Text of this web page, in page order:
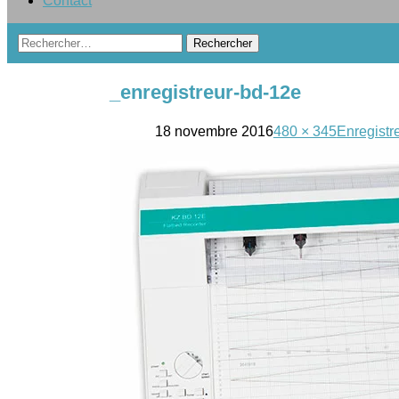
Rechercher :
_enregistreur-bd-12e
18 novembre 2016480 × 345